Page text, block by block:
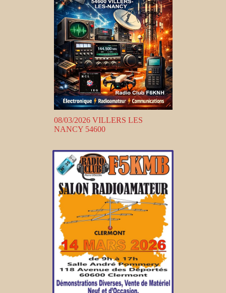
08/03/2026 VILLERS LES
NANCY 54600